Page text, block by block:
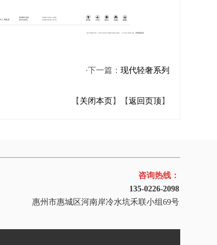
·下一篇： 现代轻奢系列
【 关闭本页】【返回页顶 】
咨询热线：
135-0226-2098
惠州市惠城区河南岸冷水坑禾联小组69号